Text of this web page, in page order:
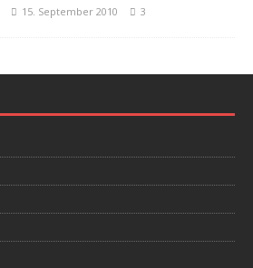
15. September 2010 3